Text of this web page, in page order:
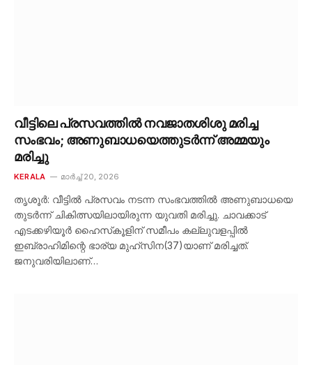
വീട്ടിലെ പ്രസവത്തിൽ നവജാതശിശു മരിച്ച
സംഭവം; അണുബാധയെത്തുടർന്ന് അമ്മയും
മരിച്ചു
KERALA മാർച്ച്‌ 20, 2026
തൃശൂർ: വീട്ടിൽ പ്രസവം നടന്ന സംഭവത്തിൽ അണുബാധയെ
തുടർന്ന് ചികിത്സയിലായിരുന്ന യുവതി മരിച്ചു. ചാവക്കാട്
എടക്കഴിയൂർ ഹൈസ്‌കൂളിന് സമീപം കല്ലുവളപ്പിൽ
ഇബ്രാഹിമിന്റെ ഭാര്യ മുഹ്സിന(37)യാണ് മരിച്ചത്.
ജനുവരിയിലാണ്…